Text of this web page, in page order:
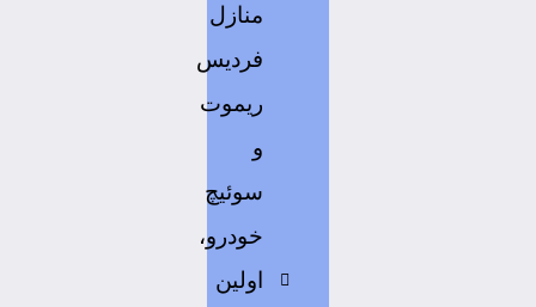
منازل
فردیس
ریموت
و
سوئیچ
خودرو،
اولین